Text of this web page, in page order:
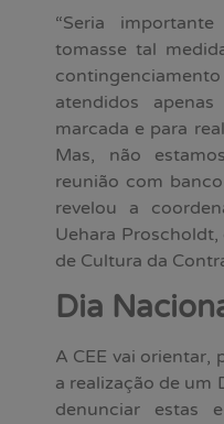
“Seria
tomasse tal
atendidos
marcada e para
Mas, não
reunião com
revelou a
Uehara
de Cultura da
Dia
A CEE vai orientar,
a realização de um
denunciar estas